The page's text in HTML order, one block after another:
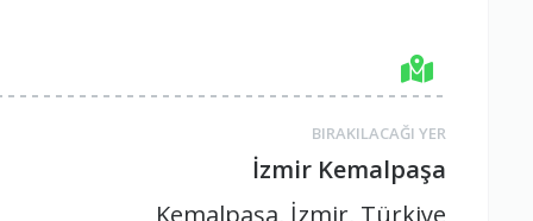
BIRAKILACAĞI YER
İzmir Kemalpaşa
Kemalpaşa, İzmir, Türkiye